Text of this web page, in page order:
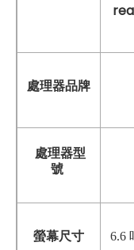
處理器品牌
處理器型
號
螢幕尺寸 6.6